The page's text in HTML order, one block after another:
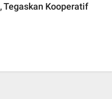
Tegaskan Kooperatif